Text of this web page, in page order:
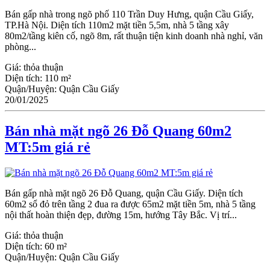
Bán gấp nhà trong ngõ phố 110 Trần Duy Hưng, quận Cầu Giấy,
TP.Hà Nội. Diện tích 110m2 mặt tiền 5,5m, nhà 5 tầng xây
80m2/tầng kiên cố, ngõ 8m, rất thuận tiện kinh doanh nhà nghỉ, văn
phòng...
Giá: thỏa thuận
Diện tích: 110 m²
Quận/Huyện: Quận Cầu Giấy
20/01/2025
Bán nhà mặt ngõ 26 Đỗ Quang 60m2
MT:5m giá rẻ
Bán gấp nhà mặt ngõ 26 Đỗ Quang, quận Ϲầu Giấy. Diện tích
60m2 sổ đỏ trên tầng 2 đua ra được 65m2 mặt tiền 5m, nhà 5 tầng
nội thất hoàn thiện đẹp, đường 15m, hướng Tây Bắc. Vị trí...
Giá: thỏa thuận
Diện tích: 60 m²
Quận/Huyện: Quận Cầu Giấy